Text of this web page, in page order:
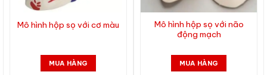
Mô hình hộp sọ với cơ màu
MUA HÀNG
Mô hình hộp sọ với não
động mạch
MUA HÀNG